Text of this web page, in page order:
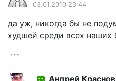
03.01.2010 23:44
да уж, никогда бы не
худшей среди всех